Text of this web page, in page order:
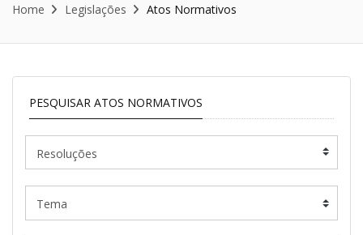
Home Legislações Atos Normativos
PESQUISAR ATOS NORMATIVOS